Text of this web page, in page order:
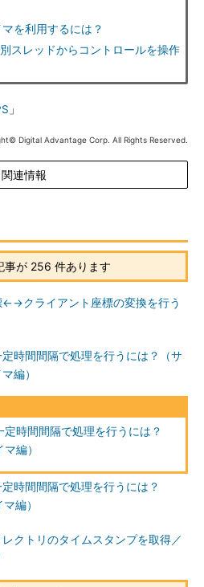
を利用するには？
スレッドからコントロールを操作
」
Digital Advantage Corp. All Rights Reserved.
関連情報
事が 256 件あります
←→クライアント座標の変換を行う
時間間隔で処理を行うには？（サ
編）
定時間間隔で処理を行うには？
編）
時間間隔で処理を行うには？
編）
クトリのタイムスタンプを取得／